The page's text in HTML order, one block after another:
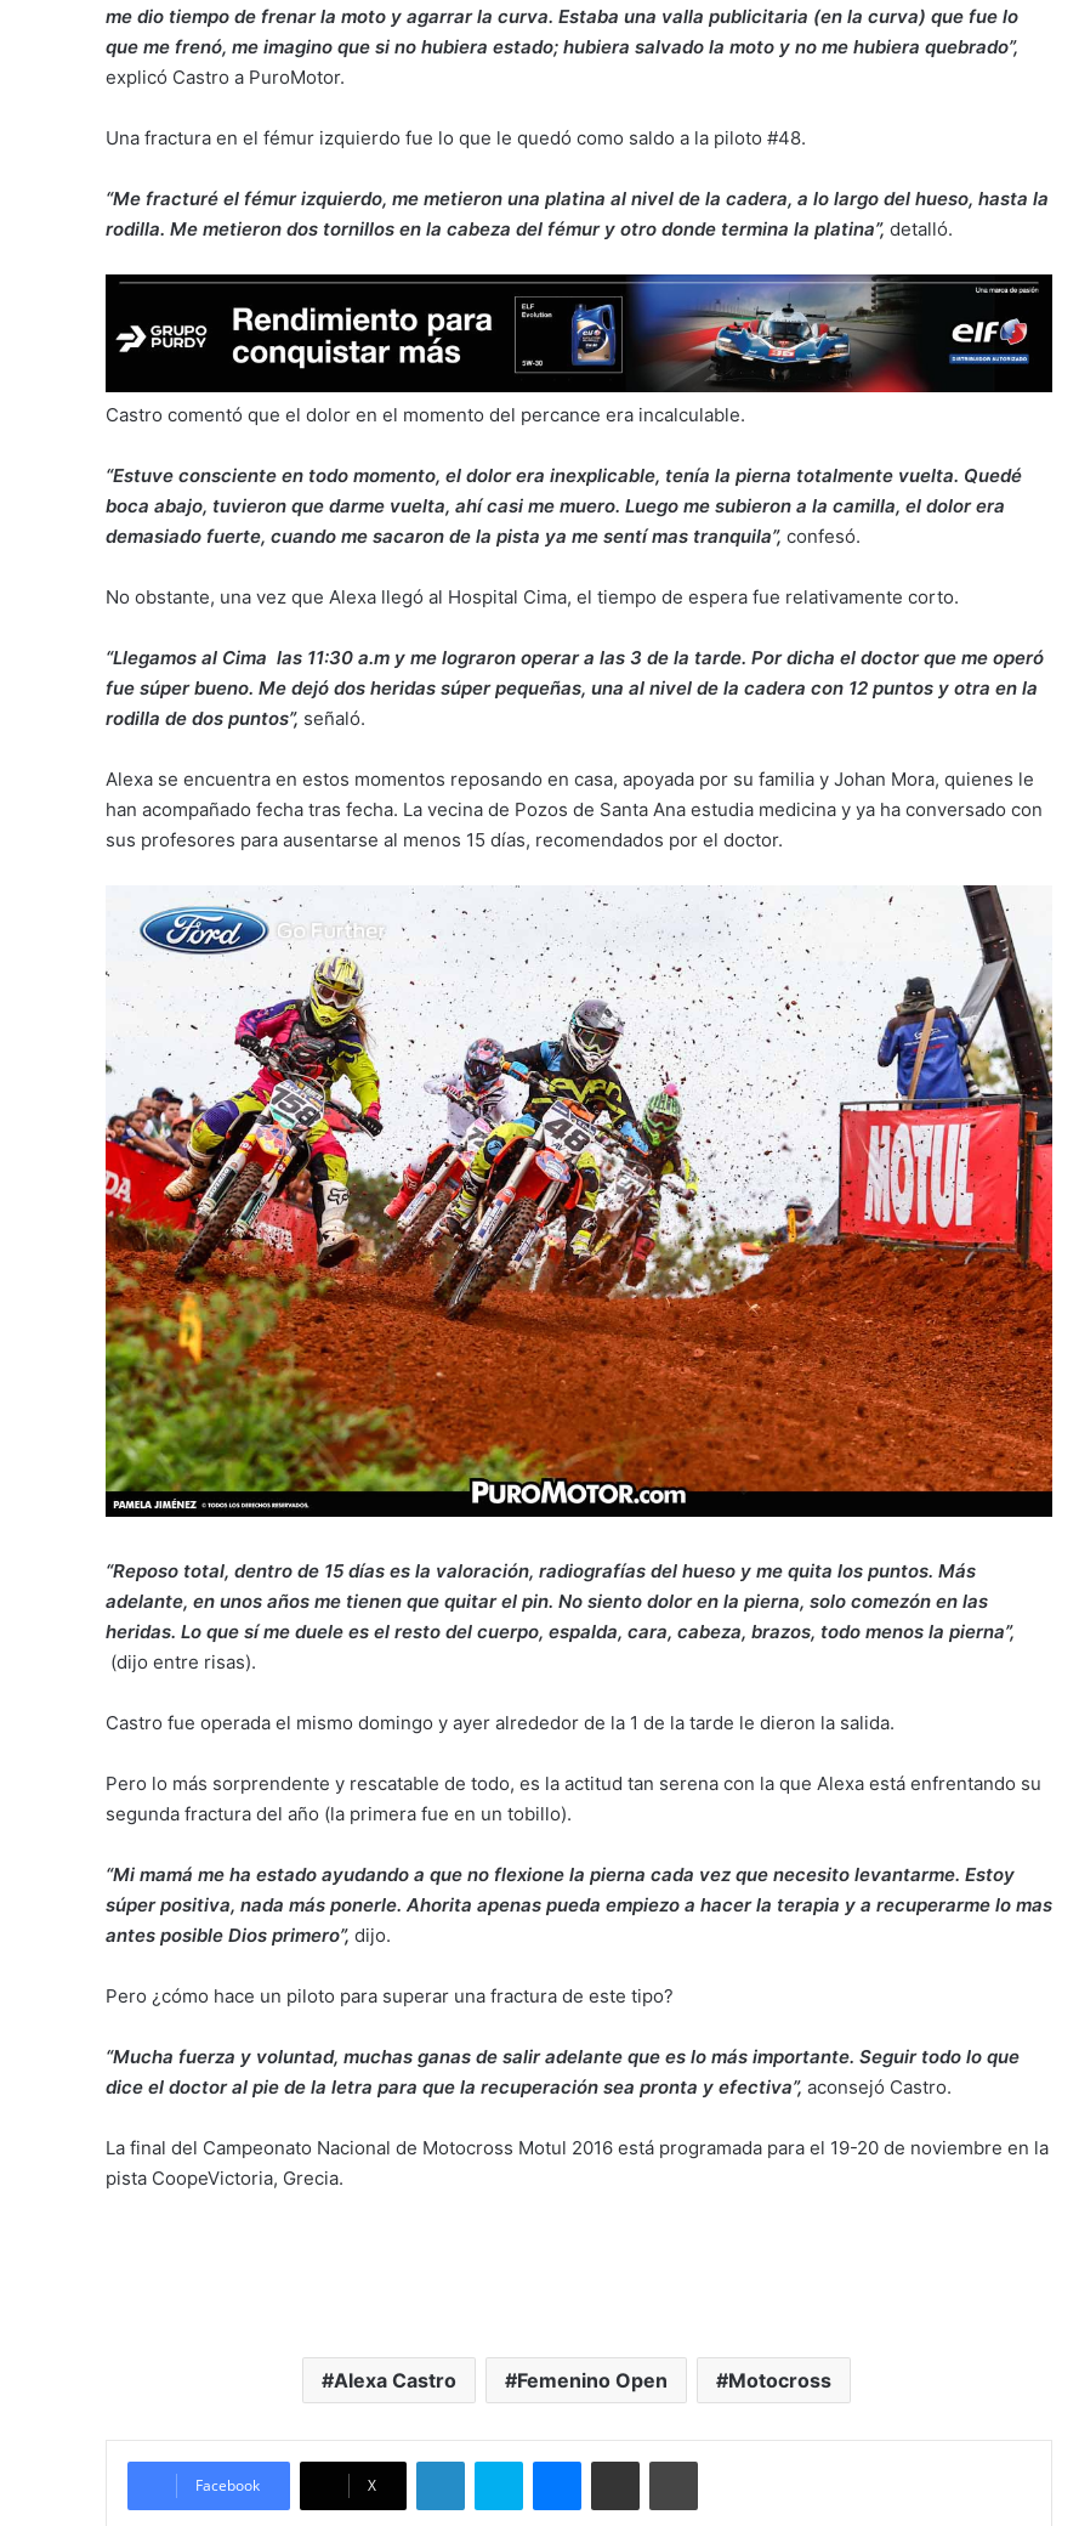
me dio tiempo de frenar la moto y agarrar la curva. Estaba una valla publicitaria (en la curva) que fue lo
que me frenó, me imagino que si no hubiera estado; hubiera salvado la moto y no me hubiera quebrado”,
explicó Castro a PuroMotor.
Una fractura en el fémur izquierdo fue lo que le quedó como saldo a la piloto #48.
“Me fracturé el fémur izquierdo, me metieron una platina al nivel de la cadera, a lo largo del hueso, hasta la
rodilla. Me metieron dos tornillos en la cabeza del fémur y otro donde termina la platina”, detalló.
Castro comentó que el dolor en el momento del percance era incalculable.
“Estuve consciente en todo momento, el dolor era inexplicable, tenía la pierna totalmente vuelta. Quedé
boca abajo, tuvieron que darme vuelta, ahí casi me muero. Luego me subieron a la camilla, el dolor era
demasiado fuerte, cuando me sacaron de la pista ya me sentí mas tranquila”, confesó.
No obstante, una vez que Alexa llegó al Hospital Cima, el tiempo de espera fue relativamente corto.
“Llegamos al Cima las 11:30 a.m y me lograron operar a las 3 de la tarde. Por dicha el doctor que me operó
fue súper bueno. Me dejó dos heridas súper pequeñas, una al nivel de la cadera con 12 puntos y otra en la
rodilla de dos puntos”, señaló.
Alexa se encuentra en estos momentos reposando en casa, apoyada por su familia y Johan Mora, quienes le
han acompañado fecha tras fecha. La vecina de Pozos de Santa Ana estudia medicina y ya ha conversado con
sus profesores para ausentarse al menos 15 días, recomendados por el doctor.
“Reposo total, dentro de 15 días es la valoración, radiografías del hueso y me quita los puntos. Más
adelante, en unos años me tienen que quitar el pin. No siento dolor en la pierna, solo comezón en las
heridas. Lo que sí me duele es el resto del cuerpo, espalda, cara, cabeza, brazos, todo menos la pierna”,
(dijo entre risas).
Castro fue operada el mismo domingo y ayer alrededor de la 1 de la tarde le dieron la salida.
Pero lo más sorprendente y rescatable de todo, es la actitud tan serena con la que Alexa está enfrentando su
segunda fractura del año (la primera fue en un tobillo).
“Mi mamá me ha estado ayudando a que no flexione la pierna cada vez que necesito levantarme. Estoy
súper positiva, nada más ponerle. Ahorita apenas pueda empiezo a hacer la terapia y a recuperarme lo mas
antes posible Dios primero”, dijo.
Pero ¿cómo hace un piloto para superar una fractura de este tipo?
“Mucha fuerza y voluntad, muchas ganas de salir adelante que es lo más importante. Seguir todo lo que
dice el doctor al pie de la letra para que la recuperación sea pronta y efectiva”, aconsejó Castro.
La final del Campeonato Nacional de Motocross Motul 2016 está programada para el 19-20 de noviembre en la
pista CoopeVictoria, Grecia.
Alexa Castro Femenino Open Motocross
Facebook X